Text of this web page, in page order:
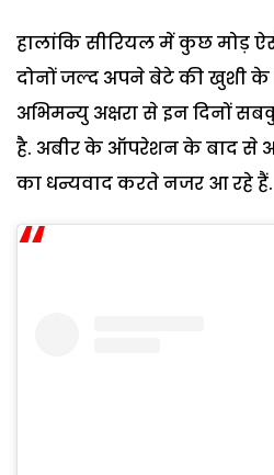
हालांकि सीरियल में कुछ मोड़
दोनों जल्द अपने बेटे की खुशी के
अभिमन्यु अक्षरा से इन दिनों
है. अबीर के ऑपरेशन के बाद से
का धन्यवाद करते नजर आ रहे हैं.